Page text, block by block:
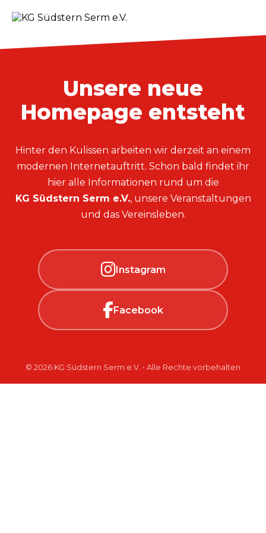
Unsere neue
Homepage entsteht
Hinter den Kulissen arbeiten wir derzeit an einem
modernen Internetauftritt. Schon bald findet ihr
hier alle Informationen rund um die
KG Südstern Serm e.V., unsere Veranstaltungen
und das Vereinsleben.
Instagram
Facebook
© 2026 KG Südstern Serm e.V. • Alle Rechte vorbehalten